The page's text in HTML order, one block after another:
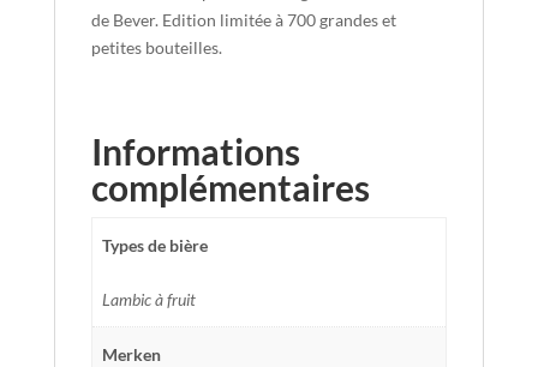
de Bever. Edition limitée à 700 grandes et
petites bouteilles.
Informations
complémentaires
Types de bière
Lambic à fruit
Merken